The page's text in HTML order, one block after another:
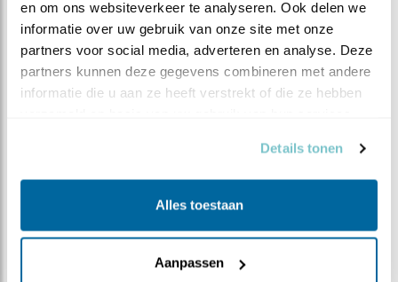
en om ons websiteverkeer te analyseren. Ook delen we
informatie over uw gebruik van onze site met onze
partners voor social media, adverteren en analyse. Deze
partners kunnen deze gegevens combineren met andere
informatie die u aan ze heeft verstrekt of die ze hebben
Details tonen
Alles toestaan
Aanpassen
Vind ik leuk
MEER OVER
Alle Beleef de